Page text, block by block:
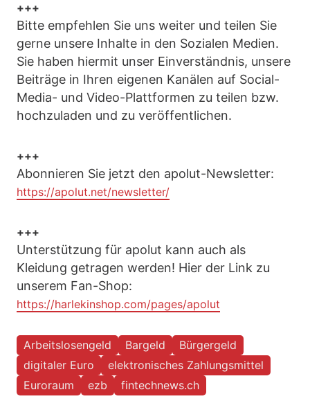
+++
Bitte empfehlen Sie uns weiter und teilen Sie
gerne unsere Inhalte in den Sozialen Medien.
Sie haben hiermit unser Einverständnis, unsere
Beiträge in Ihren eigenen Kanälen auf Social-
Media- und Video-Plattformen zu teilen bzw.
hochzuladen und zu veröffentlichen.
+++
Abonnieren Sie jetzt den apolut-Newsletter:
https://apolut.net/newsletter/
+++
Unterstützung für apolut kann auch als
Kleidung getragen werden! Hier der Link zu
unserem Fan-Shop:
https://harlekinshop.com/pages/apolut
Arbeitslosengeld Bargeld
Bürgergeld
digitaler Euro
elektronisches Zahlungsmittel
Euroraum
ezb fintechnews.ch